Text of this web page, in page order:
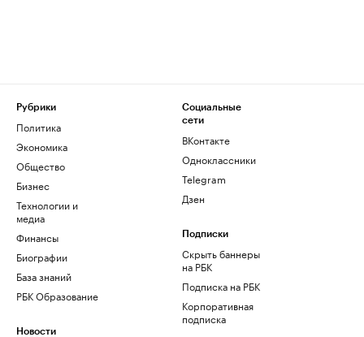
Рубрики
Политика
Экономика
Общество
Бизнес
Технологии и
медиа
Финансы
Биографии
База знаний
РБК Образование
Новости
Социальные
сети
ВКонтакте
Одноклассники
Telegram
Дзен
Подписки
Скрыть баннеры
на РБК
Подписка на РБК
Корпоративная
подписка